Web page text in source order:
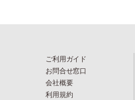
ご利用ガイド
お問合せ窓口
会社概要
利用規約